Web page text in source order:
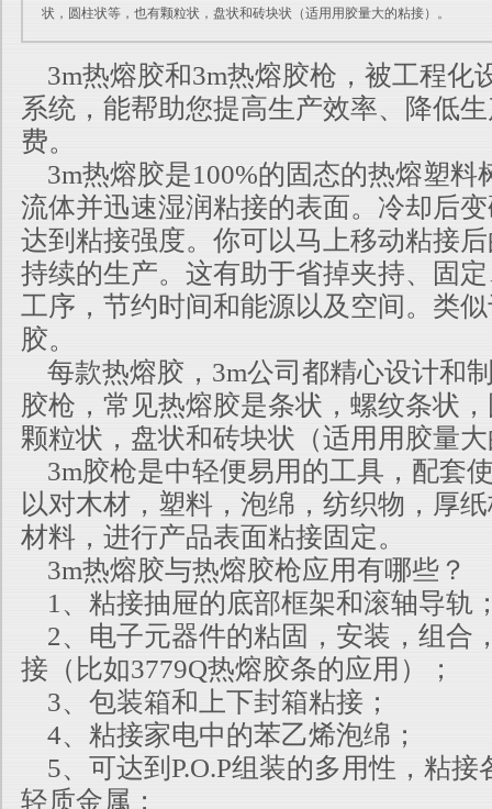
状，圆柱状等，也有颗粒状，盘状和砖块状（适用用胶量大的粘接）。
3m热熔胶和3m热熔胶枪，被工程化
系统，能帮助您提高生产效率、降低
费。
3m热熔胶是100%的固态的热熔塑料
流体并迅速湿润粘接的表面。冷却后
达到粘接强度。你可以马上移动粘接
持续的生产。这有助于省掉夹持、固
工序，节约时间和能源以及空间。类似
胶。
每款热熔胶，3m公司都精心设计和
胶枪，常见热熔胶是条状，螺纹条状
颗粒状，盘状和砖块状（适用用胶量
3m胶枪是中轻便易用的工具，配套
以对木材，塑料，泡绵，纺织物，厚
材料，进行产品表面粘接固定。
3m热熔胶与热熔胶枪应用有哪些？
1、粘接抽屉的底部框架和滚轴导轨
2、电子元器件的粘固，安装，组合
接（比如3779Q热熔胶条的应用）；
3、包装箱和上下封箱粘接；
4、粘接家电中的苯乙烯泡绵；
5、可达到P.O.P组装的多用性，粘接
轻质金属；